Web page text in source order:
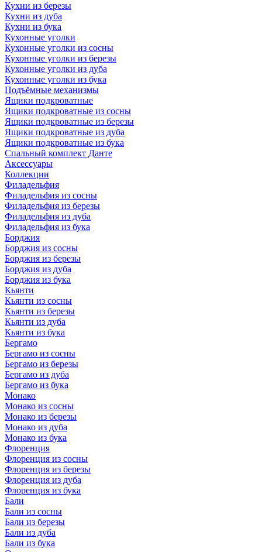
Кухни из березы
Кухни из дуба
Кухни из бука
Кухонные уголки
Кухонные уголки из сосны
Кухонные уголки из березы
Кухонные уголки из дуба
Кухонные уголки из бука
Подъёмные механизмы
Ящики подкроватные
Ящики подкроватные из сосны
Ящики подкроватные из березы
Ящики подкроватные из дуба
Ящики подкроватные из бука
Спальный комплект Данте
Аксессуары
Коллекции
Филадельфия
Филадельфия из сосны
Филадельфия из березы
Филадельфия из дуба
Филадельфия из бука
Борджия
Борджия из сосны
Борджия из березы
Борджия из дуба
Борджия из бука
Кьянти
Кьянти из сосны
Кьянти из березы
Кьянти из дуба
Кьянти из бука
Бергамо
Бергамо из сосны
Бергамо из березы
Бергамо из дуба
Бергамо из бука
Монако
Монако из сосны
Монако из березы
Монако из дуба
Монако из бука
Флоренция
Флоренция из сосны
Флоренция из березы
Флоренция из дуба
Флоренция из бука
Бали
Бали из сосны
Бали из березы
Бали из дуба
Бали из бука